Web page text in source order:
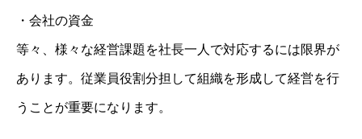
・会社の資金
等々、様々な経営課題を社長一人で対応するには限界が
あります。従業員役割分担して組織を形成して経営を行
うことが重要になります。